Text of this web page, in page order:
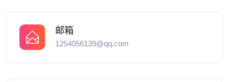
邮箱
1254056139@qq.com